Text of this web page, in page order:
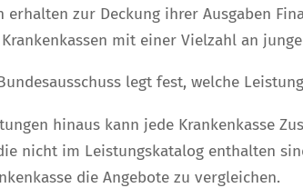
erhalten zur Deckung ihrer Ausgaben
mit einer Vielzahl an
legt fest, welche
hinaus kann jede Krankenkasse
nicht im Leistungskatalog enthalten
die Angebote zu vergleichen.